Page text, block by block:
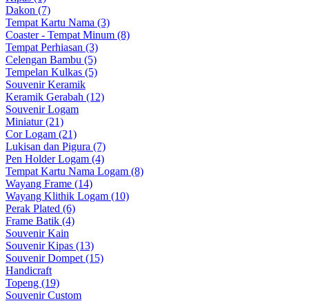
Dakon (7)
Tempat Kartu Nama (3)
Coaster - Tempat Minum (8)
Tempat Perhiasan (3)
Celengan Bambu (5)
Tempelan Kulkas (5)
Souvenir Keramik
Keramik Gerabah (12)
Souvenir Logam
Miniatur (21)
Cor Logam (21)
Lukisan dan Pigura (7)
Pen Holder Logam (4)
Tempat Kartu Nama Logam (8)
Wayang Frame (14)
Wayang Klithik Logam (10)
Perak Plated (6)
Frame Batik (4)
Souvenir Kain
Souvenir Kipas (13)
Souvenir Dompet (15)
Handicraft
Topeng (19)
Souvenir Custom